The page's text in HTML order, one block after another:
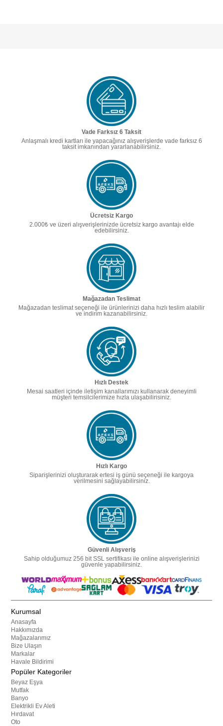
Vade Farksız 6 Taksit
Anlaşmalı kredi kartları ile yapacağınız alışverişlerde vade farksız 6
taksit imkanından yararlanabilirsiniz.
Ücretsiz Kargo
2.000₺ ve üzeri alışverişlerinizde ücretsiz kargo avantajı elde
edebilirsiniz.
Mağazadan Teslimat
Mağazadan teslimat seçeneği ile ürünlerinizi daha hızlı teslim alabilir
ve indirim kazanabilirsiniz.
Hızlı Destek
Mesai saatleri içinde iletişim kanallarımızı kullanarak deneyimli
müşteri temsilcilerimize hızla ulaşabilirisiniz.
Hızlı Kargo
Siparişlerinizi oluşturarak ertesi iş günü seçeneği ile kargoya
verilmesini sağlayabilirsiniz.
Güvenli Alışveriş
Sahip olduğumuz 256 bit SSL sertifikası ile online alışverişlerinizi
güvenle yapabilirsiniz.
Kurumsal
Anasayfa
Hakkımızda
Mağazalarımız
Bize Ulaşın
Markalar
Havale Bildirimi
Popüler Kategoriler
Beyaz Eşya
Mutfak
Banyo
Elektrikli Ev Aleti
Hırdavat
Oto